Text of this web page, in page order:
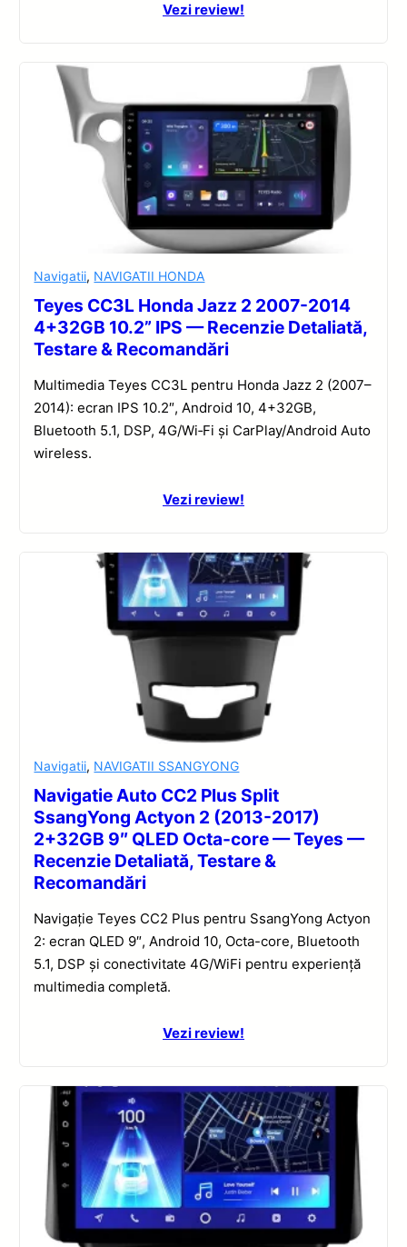
Vezi review!
Navigatii, NAVIGATII HONDA
Teyes CC3L Honda Jazz 2 2007-2014
4+32GB 10.2” IPS — Recenzie Detaliată,
Testare & Recomandări
Multimedia Teyes CC3L pentru Honda Jazz 2 (2007–
2014): ecran IPS 10.2″, Android 10, 4+32GB,
Bluetooth 5.1, DSP, 4G/Wi‑Fi și CarPlay/Android Auto
wireless.
Vezi review!
Navigatii, NAVIGATII SSANGYONG
Navigatie Auto CC2 Plus Split
SsangYong Actyon 2 (2013-2017)
2+32GB 9″ QLED Octa-core — Teyes —
Recenzie Detaliată, Testare &
Recomandări
Navigație Teyes CC2 Plus pentru SsangYong Actyon
2: ecran QLED 9″, Android 10, Octa-core, Bluetooth
5.1, DSP și conectivitate 4G/WiFi pentru experiență
multimedia completă.
Vezi review!